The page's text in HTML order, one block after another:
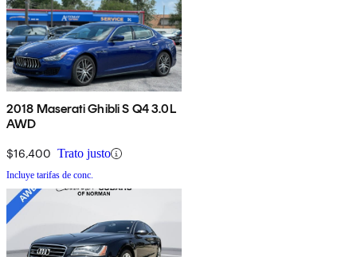
2018 Maserati Ghibli S Q4 3.0L
AWD
$16,400 Trato justo
Incluye tarifas de conc.